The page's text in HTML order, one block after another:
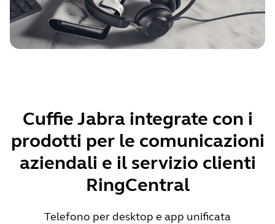
Cuffie Jabra integrate con i
prodotti per le comunicazioni
aziendali e il servizio clienti
RingCentral
Telefono per desktop e app unificata